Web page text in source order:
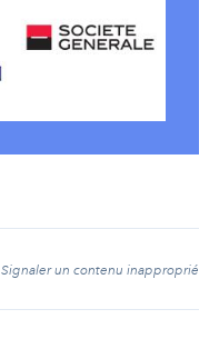
Signaler un contenu inapproprié